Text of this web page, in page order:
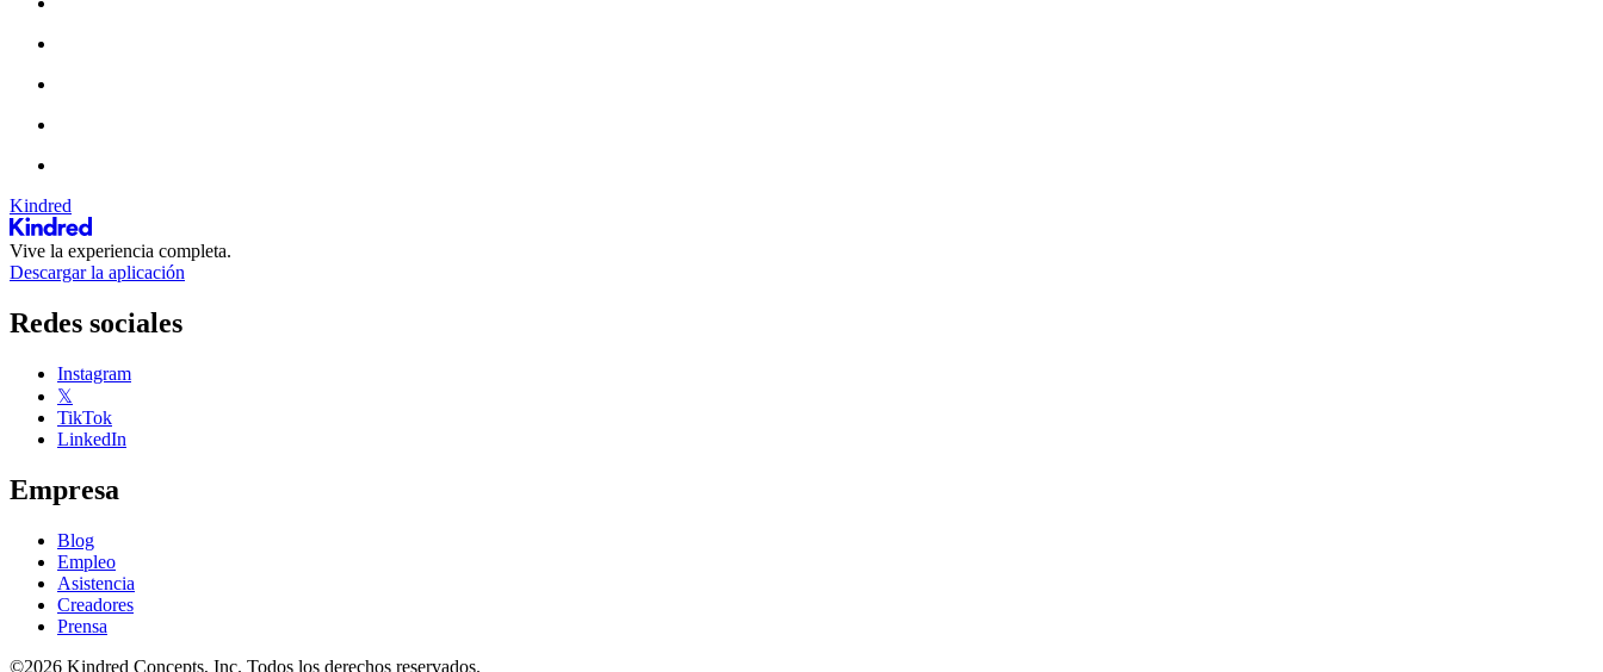
Kindred
Vive la experiencia completa.
Descargar la aplicación
Redes sociales
Instagram
𝕏
TikTok
LinkedIn
Empresa
Blog
Empleo
Asistencia
Creadores
Prensa
©2026 Kindred Concepts, Inc. Todos los derechos reservados.